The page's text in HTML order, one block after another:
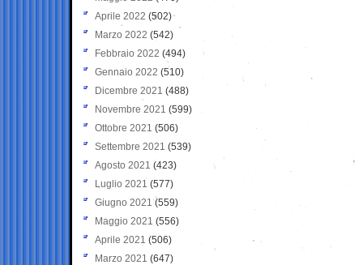
Aprile 2022 (502)
Marzo 2022 (542)
Febbraio 2022 (494)
Gennaio 2022 (510)
Dicembre 2021 (488)
Novembre 2021 (599)
Ottobre 2021 (506)
Settembre 2021 (539)
Agosto 2021 (423)
Luglio 2021 (577)
Giugno 2021(559)
Maggio 2021 (556)
Aprile 2021 (506)
Marzo 2021 (647)